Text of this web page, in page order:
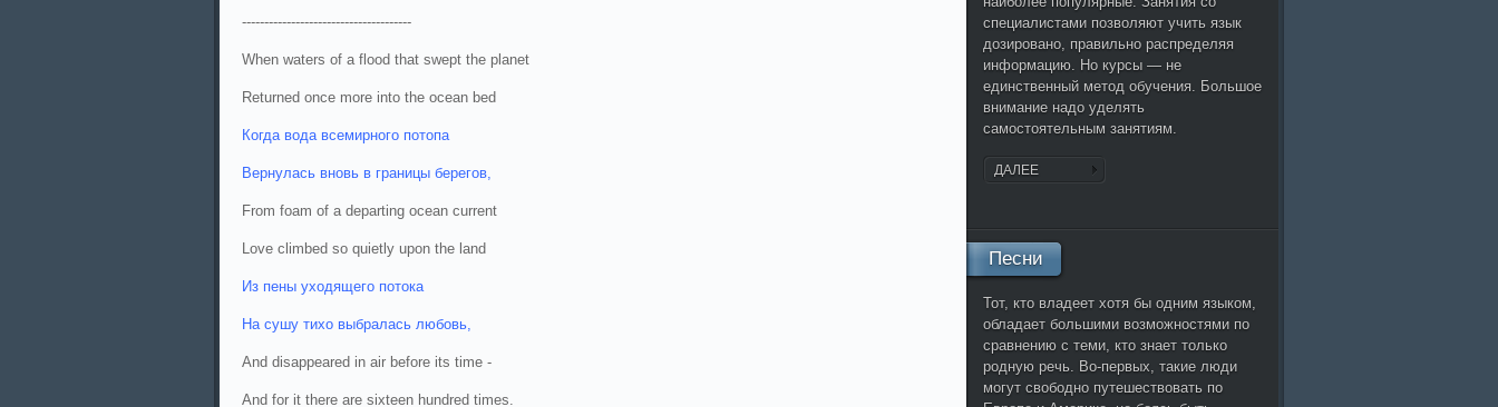
--------------------------------------
When waters of a flood that swept the planet
Returned once more into the ocean bed
Когда вода всемирного потопа
Вернулась вновь в границы берегов,
From foam of a departing ocean current
Love climbed so quietly upon the land
Из пены уходящего потока
На сушу тихо выбралась любовь,
And disappeared in air before its time -
And for it there are sixteen hundred times.
специалистами позволяют учить язык
дозировано, правильно распределяя
информацию. Но курсы — не
единственный метод обучения. Большое
внимание надо уделять
самостоятельным занятиям.
ДАЛЕЕ
Песни
Тот, кто владеет хотя бы одним языком,
обладает большими возможностями по
сравнению с теми, кто знает только
родную речь. Во-первых, такие люди
могут свободно путешествовать по